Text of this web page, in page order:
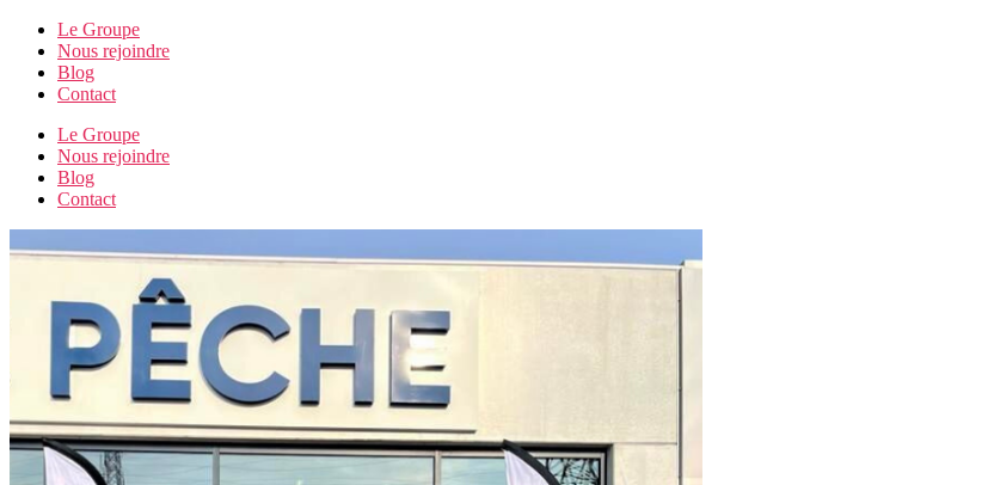
Le Groupe
Nous rejoindre
Blog
Contact
Le Groupe
Nous rejoindre
Blog
Contact